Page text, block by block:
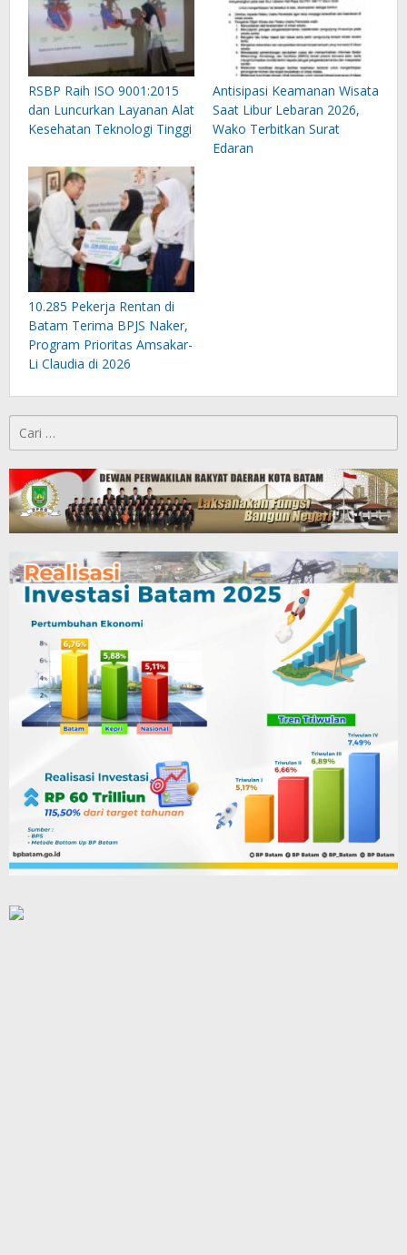
RSBP Raih ISO 9001:2015
dan Luncurkan Layanan Alat
Kesehatan Teknologi Tinggi
Antisipasi Keamanan Wisata
Saat Libur Lebaran 2026,
Wako Terbitkan Surat
Edaran
10.285 Pekerja Rentan di
Batam Terima BPJS Naker,
Program Prioritas Amsakar-
Li Claudia di 2026
untuk: